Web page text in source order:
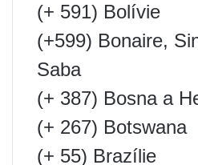
(+ 591) Bolívie
(+599) Bonaire,
Saba
(+ 387) Bosna a
(+ 267) Botswana
(+ 55) Brazílie